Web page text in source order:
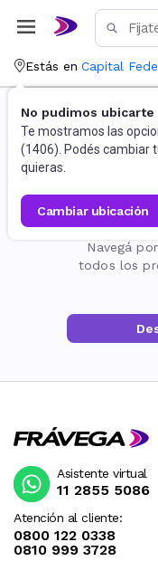
Estás en Capital
No pudimos ubicarte
Te mostramos las
(1406). Podés cambiar
quieras.
cambiar ubicación
La
Navegá
todos los
Atención al cliente:
0800 122 0338
0810 999 3728
Asistente virtual
11 2855 5086